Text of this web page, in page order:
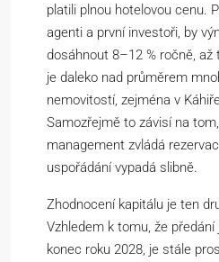
platili plnou hotelovou cenu.
agenti a první investoři, by
dosáhnout 8–12 % ročně, až
je daleko nad průměrem
nemovitostí, zejména v
Samozřejmě to závisí na
management zvládá
uspořádání vypadá slibně.
Zhodnocení kapitálu je ten
Vzhledem k tomu, že předání
konec roku 2028, je stále